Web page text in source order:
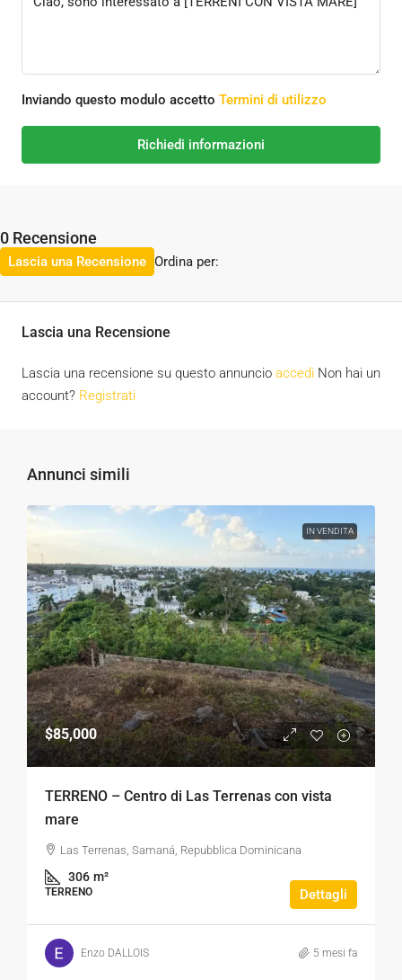
Inviando questo modulo accetto Termini di utilizzo
Richiedi informazioni
0 Recensione
Ordina per:
Lascia una Recensione
Lascia una Recensione
Lascia una recensione su questo annuncio accedi Non hai un
account? Registrati
Annunci simili
IN VENDITA
$85,000
TERRENO – Centro di Las Terrenas con vista
mare
Las Terrenas, Samaná, Repubblica Dominicana
306 m²
TERRENO Dettagli
Enzo DALLOIS 5 mesi fa